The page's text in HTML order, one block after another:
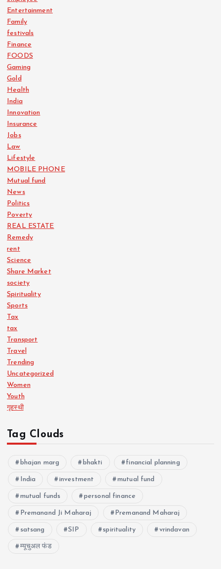
Entertainment
Family
festivals
Finance
FOODS
Gaming
Gold
Health
India
Innovation
Insurance
Jobs
Law
Lifestyle
MOBILE PHONE
Mutual fund
News
Politics
Poverty
REAL ESTATE
Remedy
rent
Science
Share Market
society
Spirituality
Sports
Tax
tax
Transport
Travel
Trending
Uncategorized
Women
Youth
गृहस्थी
Tag Clouds
bhajan marg bhakti financial planning
India investment mutual fund
mutual funds personal finance
Premanand Ji Maharaj Premanand Maharaj
satsang SIP spirituality vrindavan
म्यूचुअल फंड